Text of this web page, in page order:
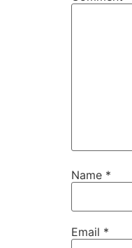
Name *
Email *